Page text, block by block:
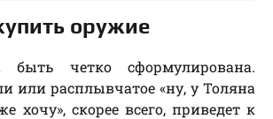
оружие
четко сформулирована.
или расплывчатое «ну, у Толяна
хочу», скорее всего, приведет к